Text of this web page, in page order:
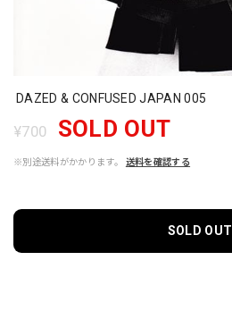
DAZED & CONFUSED JAPAN 005
¥700 SOLD OUT
※別途送料がかかります。 送料を確認する
SOLD OUT